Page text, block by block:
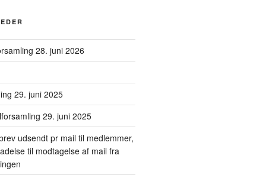
28. juni 2026
29. juni 2025
29. juni 2025
udsendt pr mail til medlemmer,
til modtagelse af mail fra